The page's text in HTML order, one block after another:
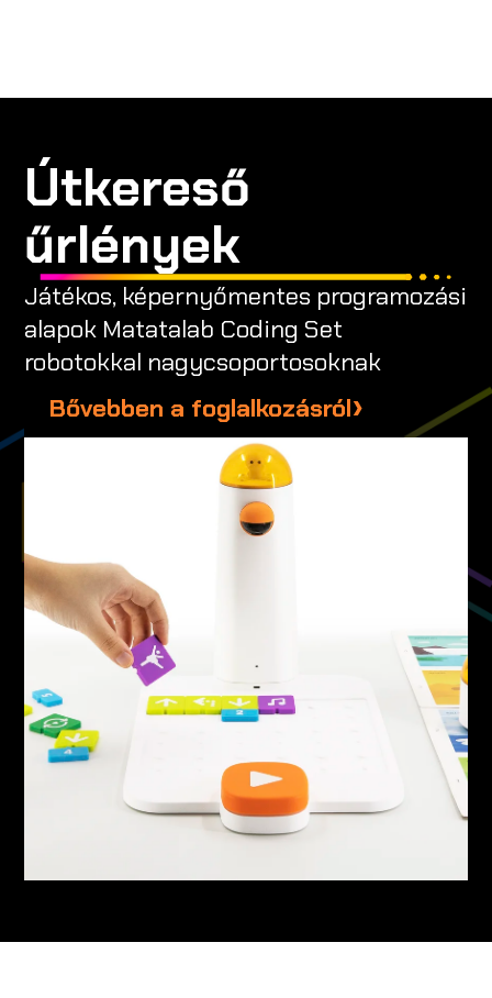
Útkereső
űrlények
Játékos, képernyőmentes programozási
alapok Matatalab Coding Set
robotokkal nagycsoportosoknak
Bővebben a foglalkozásról